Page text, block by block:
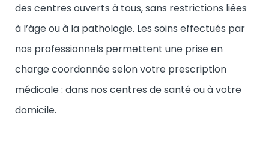
des centres ouverts à tous, sans restrictions liées
à l’âge ou à la pathologie. Les soins effectués par
nos professionnels permettent une prise en
charge coordonnée selon votre prescription
médicale : dans nos centres de santé ou à votre
domicile.